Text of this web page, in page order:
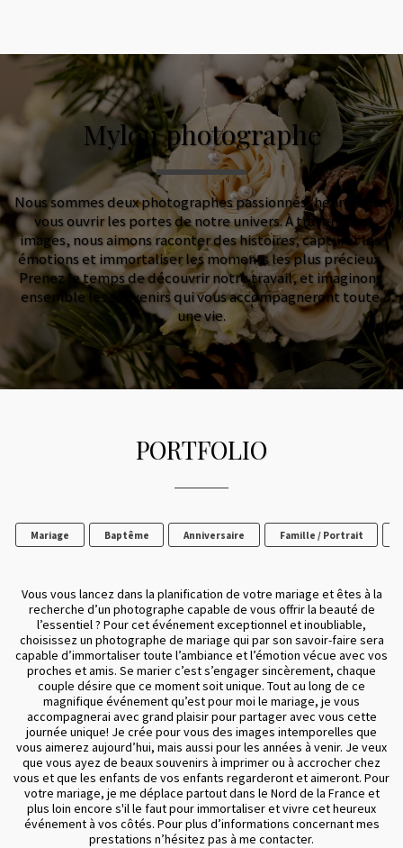
Mylou photographe
Nous sommes deux photographes passionnés, heureux de
vous ouvrir les portes de notre univers. À travers nos
images, nous aimons raconter des histoires, capturer les
émotions et immortaliser les moments les plus précieux.
Prenez le temps de découvrir notre travail, et imaginons
ensemble les souvenirs qui vous accompagneront toute
une vie.
PORTFOLIO
Mariage Baptême Anniversaire Famille / Portrait
Vous vous lancez dans la planification de votre mariage et êtes à la
recherche d’un photographe capable de vous offrir la beauté de
l’essentiel ? Pour cet événement exceptionnel et inoubliable,
choisissez un photographe de mariage qui par son savoir-faire sera
capable d’immortaliser toute l’ambiance et l’émotion vécue avec vos
proches et amis. Se marier c’est s’engager sincèrement, chaque
couple désire que ce moment soit unique. Tout au long de ce
magnifique événement qu’est pour moi le mariage, je vous
accompagnerai avec grand plaisir pour partager avec vous cette
journée unique! Je crée pour vous des images intemporelles que
vous aimerez aujourd’hui, mais aussi pour les années à venir. Je veux
que vous ayez de beaux souvenirs à imprimer ou à accrocher chez
vous et que les enfants de vos enfants regarderont et aimeront. Pour
votre mariage, je me déplace partout dans le Nord de la France et
plus loin encore s'il le faut pour immortaliser et vivre cet heureux
événement à vos côtés. Pour plus d’informations concernant mes
prestations n’hésitez pas à me contacter.